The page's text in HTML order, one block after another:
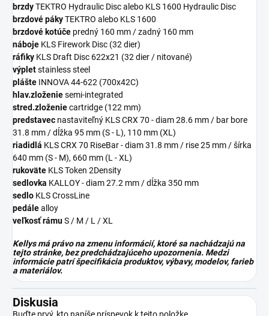
brzdyTEKTRO Hydraulic Disc alebo KLS 1600 Hydraulic Disc
brzdové pákyTEKTRO alebo KLS 1600
brzdové kotúče predný 160 mm / zadný 160 mm
náboje KLS Firework Disc (32 dier)
ráfiky KLS Draft Disc 622x21 (32 dier / nitované)
výpletstainless steel
plášte INNOVA 44-622 (700x42C)
hlav.zloženiesemi-integrated
stred.zloženiecartridge (122 mm)
predstavec nastaviteľný KLS CRX 70 - diam 28.6 mm / bar bore
31.8 mm / dĺžka 95 mm (S - L), 110 mm (XL)
riadidlá KLS CRX 70 RiseBar - diam 31.8 mm / rise 25 mm / šírka
640 mm (S - M), 660 mm (L - XL)
rukoväte KLS Token 2Density
sedlovka KALLOY - diam 27.2 mm / dĺžka 350 mm
sedlo KLS CrossLine
pedálealloy
veľkosť rámuS / M / L / XL
Kellys má právo na zmenu informácií, ktoré sa nachádzajú na
tejto stránke, bez predchádzajúceho upozornenia. Medzi
informácie patrí špecifikácia produktov, výbavy, modelov, farieb
a materiálov.
Diskusia